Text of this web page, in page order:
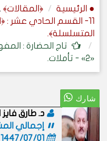
● الرئيسية ﴿المقالات﴾
11- القسم الحادي عشر :
المتسلسلة﴾.
تاج الحضارة :
«2» - تأملات.
د. طارق
إجمالي
1447/07/01 (06:01 صباحاً)